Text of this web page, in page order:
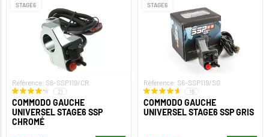
STAGE6
Référence: S6-SSP119/CR
21
COMMODO GAUCHE
UNIVERSEL STAGE6 SSP
CHROMÉ
STAGE6
Référence: S6-SSP119/SG
16
COMMODO GAUCHE
UNIVERSEL STAGE6 SSP GRIS